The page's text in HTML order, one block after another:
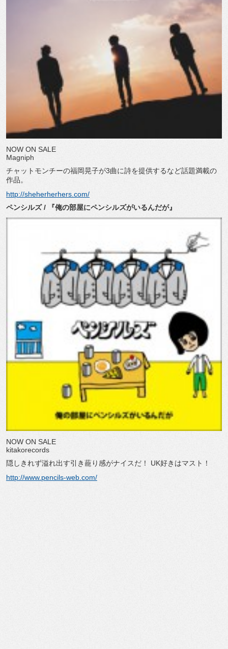
NOW ON SALE
Magniph
チャットモンチーの福岡晃子が3曲に詩を提供するなど話題満載の
作品。
http://sheherherhers.com/
ペンシルズ / 『俺の部屋にペンシルズがいるんだが』
NOW ON SALE
kitakorecords
隠しきれず溢れ出す引き蘢り感がナイスだ！ UK好きはマスト！
http://www.pencils-web.com/